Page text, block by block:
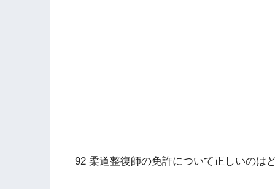
92 柔道整復師の免許について正しいのは